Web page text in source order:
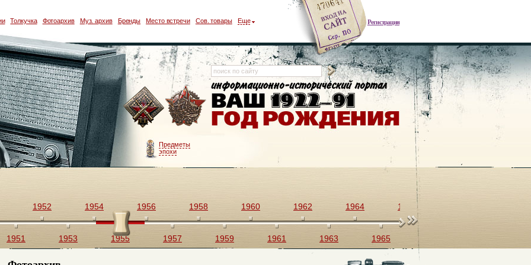
Регистрация
Толкучка Фотоархив Муз. архив Бренды Место встречи Сов. товары Еще
Предметы
эпохи
1951
1952
1953
1954
1955
1956
1957
1958
1959
1960
1961
1962
1963
1964
1965
1966